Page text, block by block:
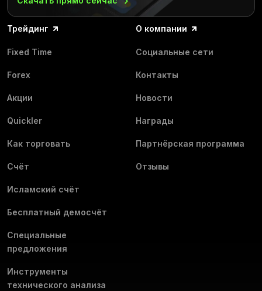
Трейдинг
Fixed Time
Forex
Акции
Quickler
Как торговать
Счёт
Исламский счёт
Бесплатный демосчёт
Специальные
предложения
Инструменты
технического анализа
О компании
Социальные сети
Контакты
Новости
Награды
Партнёрская программа
Отзывы